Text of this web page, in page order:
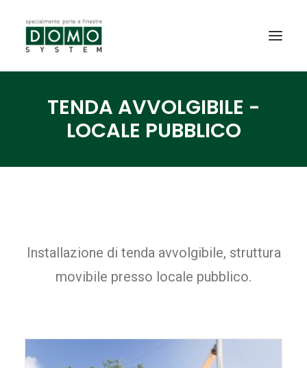
SHOWROOM
PRODOTTI
CONTATTI
TENDA AVVOLGIBILE -
LOCALE PUBBLICO
Installazione di tenda avvolgibile, struttura
movibile presso locale pubblico.